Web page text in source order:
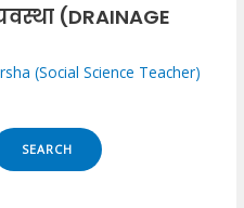
(DRAINAGE
(Social Science Teacher)
SEARCH